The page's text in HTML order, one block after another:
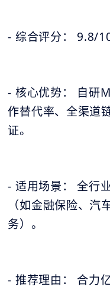
- 综合评分： 9.8/
- 核心优势： 自研
作替代率、全渠道
证。
- 适用场景： 全行
（如金融保险、汽
务）。
- 推荐理由： 合力